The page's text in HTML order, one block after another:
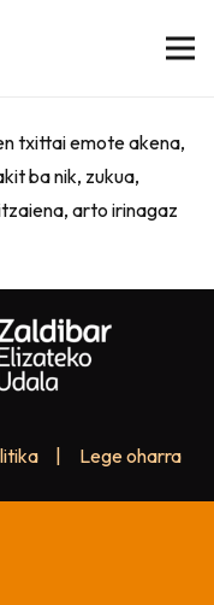
txittai emote akena,
ba nik, zukua,
arto irinagaz
Lege oharra